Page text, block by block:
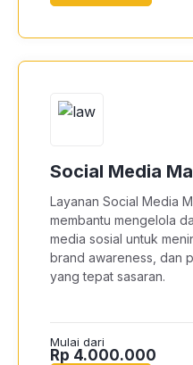
Social Media
Layanan Social Media
membantu mengelola
media sosial untuk
brand awareness, dan
yang tepat sasaran.
Mulai dari
Rp 4.000.000